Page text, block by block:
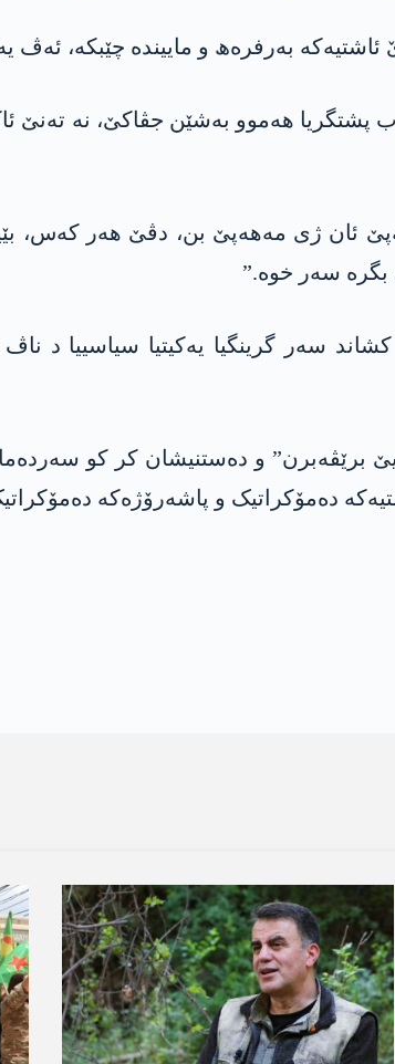
بەرفرەھ و ماییندە چێبكه‌، ئەڤ
ب پشتگریا ھەموو بەشێن جڤاکێ، نە
ئان ژی مه‌هه‌پێ بن، دڤێ ھەر کەس،
بگرە سەر خوە.”
کشاند سەر گرینگیا یەکیتیا سیاسییا
برێڤەبرن” و دەستنیشان کر کو
دەمۆکراتیک و پاشەرۆژەکە